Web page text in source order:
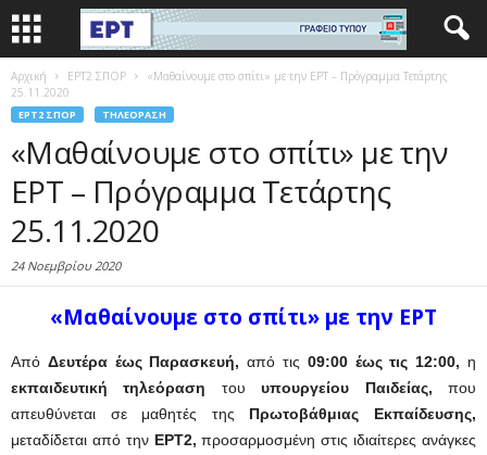
Αρχική EΡΤ2 ΣΠΟΡ
«Μαθαίνουμε στο σπίτι» με την ΕΡΤ – Πρόγραμμα Τετάρτης
25.11.2020
EΡΤ2 ΣΠΟΡ ΤΗΛΕΌΡΑΣΗ
«Μαθαίνουμε στο σπίτι» με την
ΕΡΤ – Πρόγραμμα Τετάρτης
25.11.2020
24 Νοεμβρίου 2020
«Μαθαίνουμε στο σπίτι» με την ΕΡΤ
Από Δευτέρα έως Παρασκευή, από τις 09:00 έως τις 12:00, η
εκπαιδευτική τηλεόραση τουυπουργείου Παιδείας,που
απευθύνεται σε μαθητές της Πρωτοβάθμιας Εκπαίδευσης,
μεταδίδεται από την ΕΡΤ2, προσαρμοσμένη στις ιδιαίτερες ανάγκες